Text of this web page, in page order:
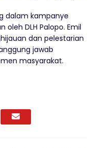
dalam kampanye
DLH Palopo. Emil
dan pelestarian
jawab
masyarakat.